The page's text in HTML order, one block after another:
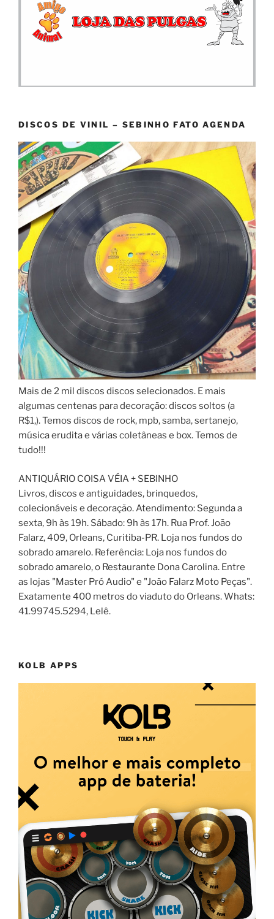
DISCOS DE VINIL – SEBINHO FATO AGENDA
Mais de 2 mil discos discos selecionados. E mais
algumas centenas para decoração: discos soltos (a
R$1,). Temos discos de rock, mpb, samba, sertanejo,
música erudita e várias coletâneas e box. Temos de
tudo!!!
ANTIQUÁRIO COISA VÉIA + SEBINHO
Livros, discos e antiguidades, brinquedos,
colecionáveis e decoração. Atendimento: Segunda a
sexta, 9h às 19h. Sábado: 9h às 17h. Rua Prof. João
Falarz, 409, Orleans, Curitiba-PR. Loja nos fundos do
sobrado amarelo. Referência: Loja nos fundos do
sobrado amarelo, o Restaurante Dona Carolina. Entre
as lojas "Master Pró Audio" e "João Falarz Moto Peças".
Exatamente 400 metros do viaduto do Orleans. Whats:
41.99745.5294, Lelê.
KOLB APPS